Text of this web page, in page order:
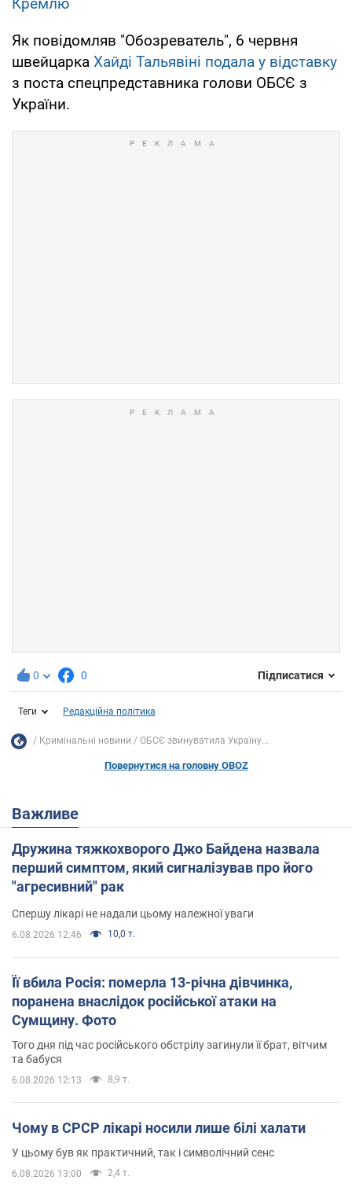
Як повідомляв "Обозреватель", 6 червня
швейцарка Хайді Тальявіні подала у відставку
з поста спецпредставника голови ОБСЄ з
України.
0 0 Підписатися
Теги Редакційна політика
Кримінальні новини ОБСЄ звинуватила Україну...
Повернутися на головну OBOZ
Важливе
Дружина тяжкохворого Джо Байдена назвала
перший симптом, який сигналізував про його
"агресивний" рак
Спершу лікарі не надали цьому належної уваги
6.08.2026 12:46 10,0 т.
Її вбила Росія: померла 13-річна дівчинка,
поранена внаслідок російської атаки на
Сумщину. Фото
Того дня під час російського обстрілу загинули її брат, вітчим
та бабуся
6.08.2026 12:13 8,9 т.
Чому в СРСР лікарі носили лише білі халати
У цьому був як практичний, так і символічний сенс
6.08.2026 13:00 2,4 т.